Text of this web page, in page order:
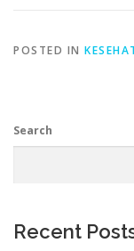
POSTED IN
Search
Recent